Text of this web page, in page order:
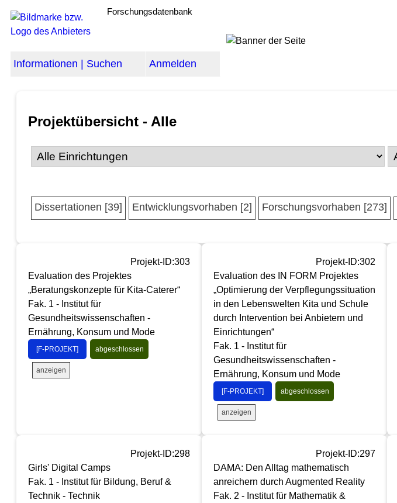
Forschungsdatenbank
Informationen | Suchen Anmelden
Projektübersicht - Alle
Dissertationen [39] Entwicklungsvorhaben [2] Forschungsvorhaben [273]
Projekt-ID:303
Evaluation des Projektes
„Beratungskonzepte für Kita-Caterer“
Fak. 1 - Institut für
Gesundheitswissenschaften -
Ernährung, Konsum und Mode
[F-PROJEKT] abgeschlossen
anzeigen
Projekt-ID:302
Evaluation des IN FORM Projektes
„Optimierung der Verpflegungssituation
in den Lebenswelten Kita und Schule
durch Intervention bei Anbietern und
Einrichtungen“
Fak. 1 - Institut für
Gesundheitswissenschaften -
Ernährung, Konsum und Mode
[F-PROJEKT] abgeschlossen
anzeigen
Projekt-ID:298
Girls' Digital Camps
Fak. 1 - Institut für Bildung, Beruf &
Technik - Technik
Projekt-ID:297
DAMA: Den Alltag mathematisch
anreichern durch Augmented Reality
Fak. 2 - Institut für Mathematik &